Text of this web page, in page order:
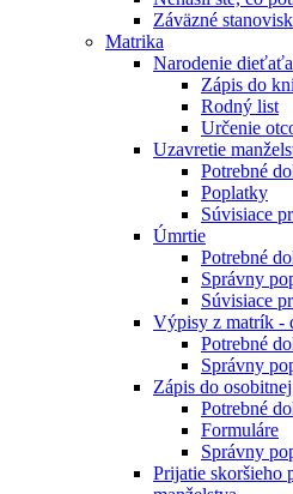
Záväzné
Matrika
Narodenie dieťaťa
Zápis do
Rodný list
Určenie
Uzavretie
Potrebné
Poplatky
Súvisiace
Úmrtie
Potrebné
Správny
Súvisiace
Výpisy z matrík -
Potrebné
Správny
Zápis do
Potrebné
Formuláre
Správny
Prijatie skoršieho